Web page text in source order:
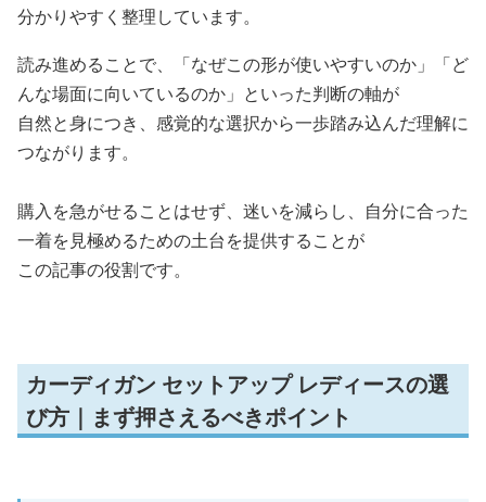
分かりやすく整理しています。
読み進めることで、「なぜこの形が使いやすいのか」「ど
んな場面に向いているのか」といった判断の軸が
自然と身につき、感覚的な選択から一歩踏み込んだ理解に
つながります。
購入を急がせることはせず、迷いを減らし、自分に合った
一着を見極めるための土台を提供することが
この記事の役割です。
カーディガン セットアップ レディースの選
び方｜まず押さえるべきポイント